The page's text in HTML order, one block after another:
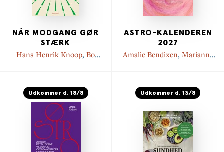
NÅR MODGANG GØR
STÆRK
Hans Henrik Knoop, Bo
ASTRO-KALENDEREN
2027
Amalie Bendixen, Marianne
Udkommer d. 18/8 Udkommer d. 13/8